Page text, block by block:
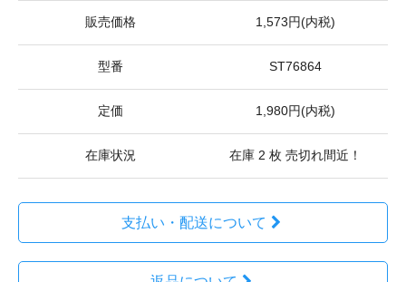
販売価格 1,573円(内税)
型番 ST76864
定価 1,980円(内税)
在庫状況 在庫 2 枚 売切れ間近！
支払い・配送について